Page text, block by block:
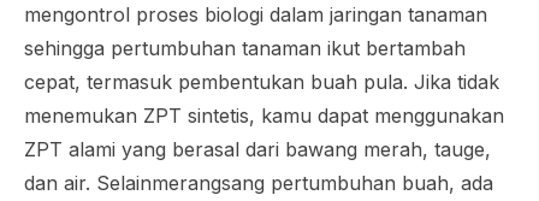
mengontrol proses biologi dalam jaringan tanaman
sehingga pertumbuhan tanaman ikut bertambah
cepat, termasuk pembentukan buah pula. Jika tidak
menemukan ZPT sintetis, kamu dapat menggunakan
ZPT alami yang berasal dari bawang merah, tauge,
dan air. Selainmerangsang pertumbuhan buah, ada